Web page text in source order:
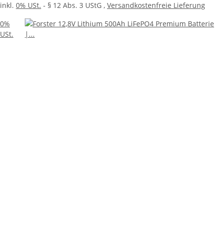
inkl. 0% USt. - § 12 Abs. 3 UStG , Versandkostenfreie Lieferung
0%
USt.